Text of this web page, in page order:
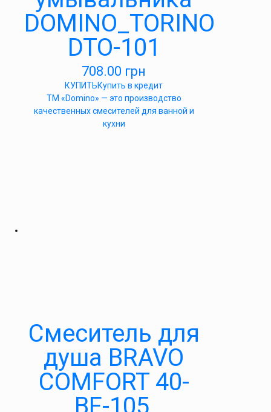
DOMINO_TORINO
DTO-101
708.00 грн
КУПИТЬКупить в кредит
ТМ «Domino» — это производство
качественных смесителей для ванной и
кухни
Cмеситель для
душа BRAVO
COMFORT 40-
BF-105,